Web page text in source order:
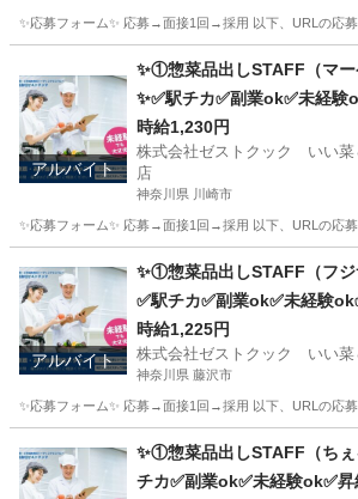
✨応募フォーム✨ 応募→面接1回→採用 以下、URLの応
キッチン
アルバイト
✨①惣菜品出しSTAFF（マー
✨✅駅チカ✅副業ok✅未経験
ok✅扶養内ok
時給1,230円
株式会社ゼストクック いい
店
神奈川県 川崎市
✨応募フォーム✨ 応募→面接1回→採用 以下、URLの応
キッチン
アルバイト
✨①惣菜品出しSTAFF（フ
✅駅チカ✅副業ok✅未経験
✅扶養内ok
時給1,225円
株式会社ゼストクック いい
神奈川県 藤沢市
✨応募フォーム✨ 応募→面接1回→採用 以下、URLの応
キッチン
✨①惣菜品出しSTAFF（ちぇ
チカ✅副業ok✅未経験ok✅